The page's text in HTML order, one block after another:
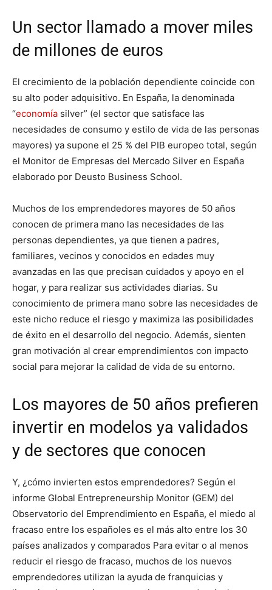
Un sector llamado a mover miles
de millones de euros
El crecimiento de la población dependiente coincide con
su alto poder adquisitivo. En España, la denominada
“economía silver” (el sector que satisface las
necesidades de consumo y estilo de vida de las personas
mayores) ya supone el 25 % del PIB europeo total, según
el Monitor de Empresas del Mercado Silver en España
elaborado por Deusto Business School.
Muchos de los emprendedores mayores de 50 años
conocen de primera mano las necesidades de las
personas dependientes, ya que tienen a padres,
familiares, vecinos y conocidos en edades muy
avanzadas en las que precisan cuidados y apoyo en el
hogar, y para realizar sus actividades diarias. Su
conocimiento de primera mano sobre las necesidades de
este nicho reduce el riesgo y maximiza las posibilidades
de éxito en el desarrollo del negocio. Además, sienten
gran motivación al crear emprendimientos con impacto
social para mejorar la calidad de vida de su entorno.
Los mayores de 50 años prefieren
invertir en modelos ya validados
y de sectores que conocen
Y, ¿cómo invierten estos emprendedores? Según el
informe Global Entrepreneurship Monitor (GEM) del
Observatorio del Emprendimiento en España, el miedo al
fracaso entre los españoles es el más alto entre los 30
países analizados y comparados Para evitar o al menos
reducir el riesgo de fracaso, muchos de los nuevos
emprendedores utilizan la ayuda de franquicias y